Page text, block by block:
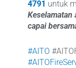
4791 untuk
Keselamatan
capai
#AITO